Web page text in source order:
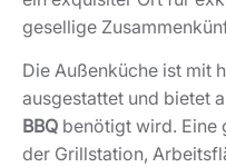
gesellige
Die Außenküche ist mit
ausgestattet und bietet
BBQ benötigt wird. Eine
der Grillstation,